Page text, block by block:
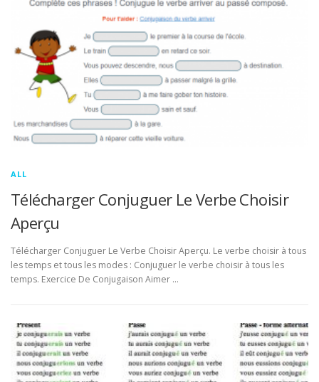
ALL
Télécharger Conjuguer Le Verbe Choisir
Aperçu
Télécharger Conjuguer Le Verbe Choisir Aperçu. Le verbe choisir à tous
les temps et tous les modes : Conjuguer le verbe choisir à tous les
temps. Exercice De Conjugaison Aimer …